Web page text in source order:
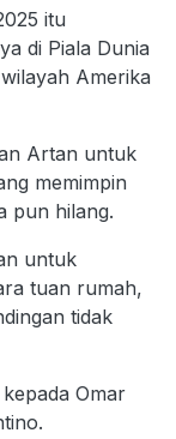
itu
di Piala Dunia
Amerika
Artan untuk
memimpin
pun hilang.
untuk
tuan rumah,
tidak
Omar